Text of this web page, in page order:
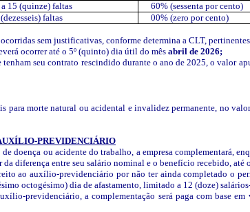
15 (quinze) faltas
60% (sessenta por cento)
faltas
00% (zero por cento)
ocorridas sem justificativas, conforme determina a CLT,
ocorrer até o 5º (quinto) dia útil do mês abril de 2026;
tenham seu contrato rescindido durante o ano de 2025, o valor
para morte natural ou acidental e invalidez permanente, no
PREVIDENCIÁRIO
doença ou acidente do trabalho, a empresa complementará,
diferença entre seu salário nominal e o benefício recebido, até
ao auxílio-previdenciário por não ter ainda completado o
octogésimo) dia de afastamento, limitado a 12 (doze)
previdenciário, a complementação será paga com base em